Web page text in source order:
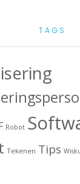
TAGS
Robot
Tekenen Tips